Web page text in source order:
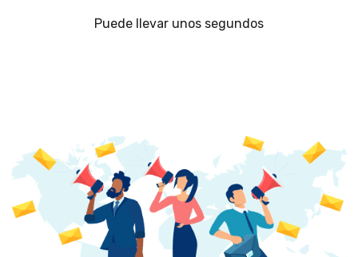
Puede llevar unos segundos